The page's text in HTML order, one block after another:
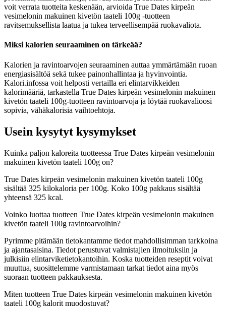
voit verrata tuotteita keskenään, arvioida True Dates kirpeän
vesimelonin makuinen kivetön taateli 100g -tuotteen
ravitsemuksellista laatua ja tukea terveellisempää ruokavaliota.
Miksi kalorien seuraaminen on tärkeää?
Kalorien ja ravintoarvojen seuraaminen auttaa ymmärtämään ruoan
energiasisältöä sekä tukee painonhallintaa ja hyvinvointia.
Kalori.infossa voit helposti vertailla eri elintarvikkeiden
kalorimääriä, tarkastella True Dates kirpeän vesimelonin makuinen
kivetön taateli 100g-tuotteen ravintoarvoja ja löytää ruokavalioosi
sopivia, vähäkalorisia vaihtoehtoja.
Usein kysytyt kysymykset
Kuinka paljon kaloreita tuotteessa True Dates kirpeän vesimelonin
makuinen kivetön taateli 100g on?
True Dates kirpeän vesimelonin makuinen kivetön taateli 100g
sisältää 325 kilokaloria per 100g. Koko 100g pakkaus sisältää
yhteensä 325 kcal.
Voinko luottaa tuotteen True Dates kirpeän vesimelonin makuinen
kivetön taateli 100g ravintoarvoihin?
Pyrimme pitämään tietokantamme tiedot mahdollisimman tarkkoina
ja ajantasaisina. Tiedot perustuvat valmistajien ilmoituksiin ja
julkisiin elintarviketietokantoihin. Koska tuotteiden reseptit voivat
muuttua, suosittelemme varmistamaan tarkat tiedot aina myös
suoraan tuotteen pakkauksesta.
Miten tuotteen True Dates kirpeän vesimelonin makuinen kivetön
taateli 100g kalorit muodostuvat?